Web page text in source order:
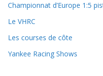
Championnat d’Europe 1:5
Le VHRC
Les courses de côte
Yankee Racing Shows